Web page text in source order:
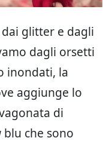
glitter e dagli
dagli orsetti
inondati, la
aggiunge lo
di
che sono